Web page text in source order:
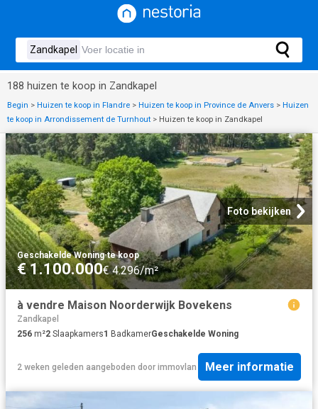
188 huizen te koop in Zandkapel
Begin > Huizen te koop in Flandre > Huizen te koop in Province de Anvers > Huizen
te koop in Arrondissement de Turnhout > Huizen te koop in Zandkapel
Foto bekijken
Geschakelde Woning·te koop
€ 1.100.000€ 4.296/m²
à vendre Maison Noorderwijk Bovekens
Zandkapel
256 m²2 Slaapkamers1 BadkamerGeschakelde Woning
2 weken geleden aangeboden door immovlan Meer informatie